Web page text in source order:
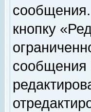
кнопку
сообщения